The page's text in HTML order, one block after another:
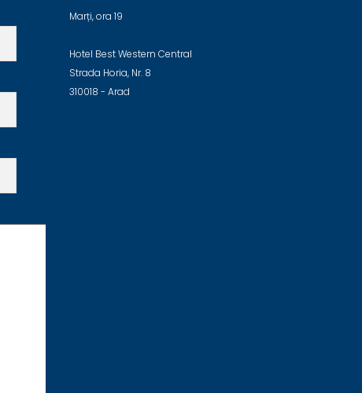
Marți, ora 19
Hotel Best Western Central
Strada Horia, Nr. 8
310018 - Arad